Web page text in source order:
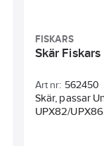
FISKARS
Skär Fiskars
Art nr: 562450
Skär, passar Universalklippare
UPX82/UPX86.